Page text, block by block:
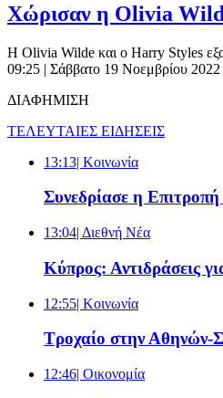
Χώρισαν η Olivia
Η Olivia Wilde και ο Harry Styles
09:25 | Σάββατο 19 Νοεμβρίου 2022
ΔΙΑΦΗΜΙΣΗ
ΤΕΛΕΥΤΑΙΕΣ ΕΙΔΗΣΕΙΣ
13:13| Κοινωνία
Συνεδρίασε η
13:04| Διεθνή Νέα
Κύπρος: Αντιδράσεις
12:55| Κοινωνία
Τροχαίο στην Αθηνών-
12:46| Oικονομία